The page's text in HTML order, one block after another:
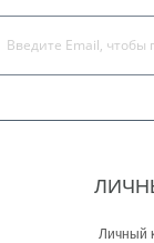
Личный